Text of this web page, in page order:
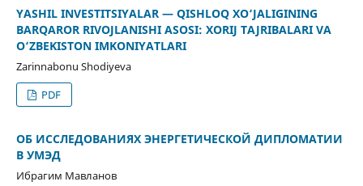
YASHIL INVESTITSIYALAR — QISHLOQ XO‘JALIGINING
BARQAROR RIVOJLANISHI ASOSI: XORIJ TAJRIBALARI VA
O‘ZBEKISTON IMKONIYATLARI
Zarinnabonu Shodiyeva
PDF
ОБ ИССЛЕДОВАНИЯХ ЭНЕРГЕТИЧЕСКОЙ ДИПЛОМАТИИ
В УМЭД
Ибрагим Мавланов